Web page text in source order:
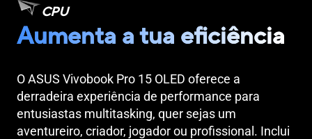
CPU
Aumenta a tua eficiência
O ASUS Vivobook Pro 15 OLED oferece a
derradeira experiência de performance para
entusiastas multitasking, quer sejas um
aventureiro, criador, jogador ou profissional. Inclui